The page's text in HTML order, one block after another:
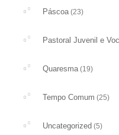
Páscoa (23)
Pastoral Juvenil e
Quaresma (19)
Tempo Comum (25)
Uncategorized (5)